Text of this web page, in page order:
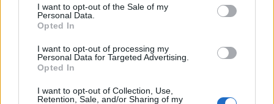
I want to opt-out of the Sale of my
Personal Data.
Opted In
I want to opt-out of processing my
Personal Data for Targeted Advertising.
Opted In
I want to opt-out of Collection, Use,
Retention, Sale, and/or Sharing of my
Feyenoord heeft er weinig aan als zo’n verhaal te vroeg gaat
kantelen.
De transferzomer van Feyenoord
begint met open vragen
De situatie rond Sterling past in een bredere fase waarin